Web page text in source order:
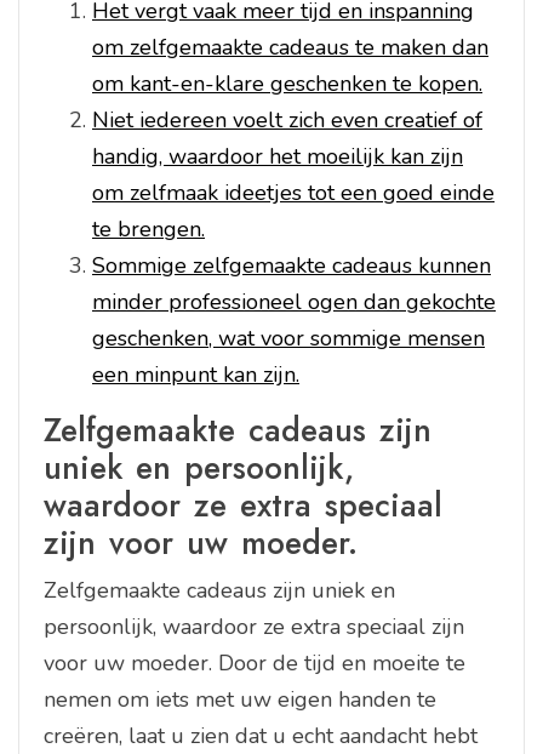
Het vergt vaak meer tijd en inspanning
om zelfgemaakte cadeaus te maken dan
om kant-en-klare geschenken te kopen.
Niet iedereen voelt zich even creatief of
handig, waardoor het moeilijk kan zijn
om zelfmaak ideetjes tot een goed einde
te brengen.
Sommige zelfgemaakte cadeaus kunnen
minder professioneel ogen dan gekochte
geschenken, wat voor sommige mensen
een minpunt kan zijn.
Zelfgemaakte cadeaus zijn
uniek en persoonlijk,
waardoor ze extra speciaal
zijn voor uw moeder.
Zelfgemaakte cadeaus zijn uniek en
persoonlijk, waardoor ze extra speciaal zijn
voor uw moeder. Door de tijd en moeite te
nemen om iets met uw eigen handen te
creëren, laat u zien dat u echt aandacht hebt